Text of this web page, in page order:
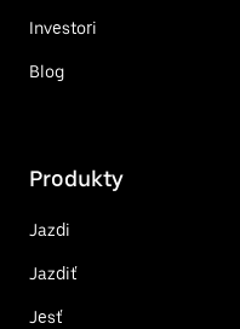
Investori
Blog
Produkty
Jazdi
Jazdiť
Jesť